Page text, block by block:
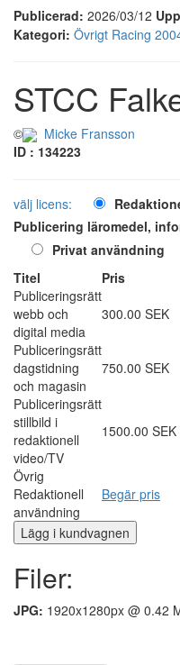
Publicerad: 2026/03/12
Kategori: Övrigt Racing
STCC
©
Micke Fransson
ID : 134223
välj licens:
Publicering läromedel,
Privat användning
Titel
Pris
Publiceringsrätt
webb och
digital media
300.00 SEK
Publiceringsrätt
dagstidning
och magasin
750.00 SEK
Publiceringsrätt
stillbild i
redaktionell
video/TV
1500.00 SEK
Övrig
Redaktionell
användning
Begär pris
Filer:
JPG: 1920x1280px @ 0.42